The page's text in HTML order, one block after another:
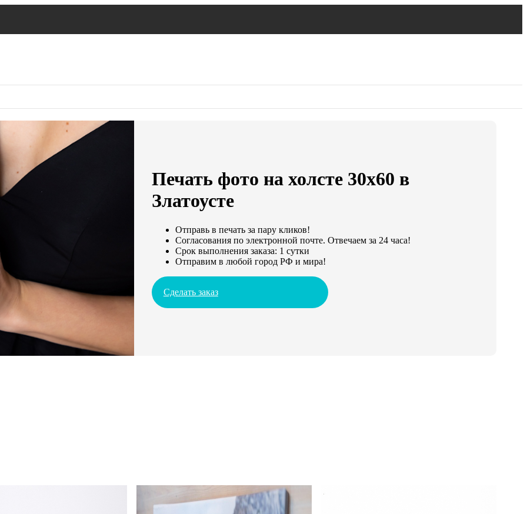
Печать фото на холсте 30х60 в
Златоусте
Отправь в печать за пару кликов!
Согласования по электронной почте. Отвечаем за 24 часа!
Срок выполнения заказа: 1 сутки
Отправим в любой город РФ и мира!
Сделать заказ